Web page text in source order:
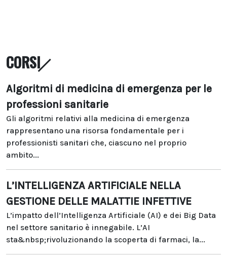
CORSI
Algoritmi di medicina di emergenza per le
professioni sanitarie
Gli algoritmi relativi alla medicina di emergenza
rappresentano una risorsa fondamentale per i
professionisti sanitari che, ciascuno nel proprio
ambito...
L’INTELLIGENZA ARTIFICIALE NELLA
GESTIONE DELLE MALATTIE INFETTIVE
L’impatto dell’Intelligenza Artificiale (AI) e dei Big Data
nel settore sanitario è innegabile. L’AI
sta&nbsp;rivoluzionando la scoperta di farmaci, la...